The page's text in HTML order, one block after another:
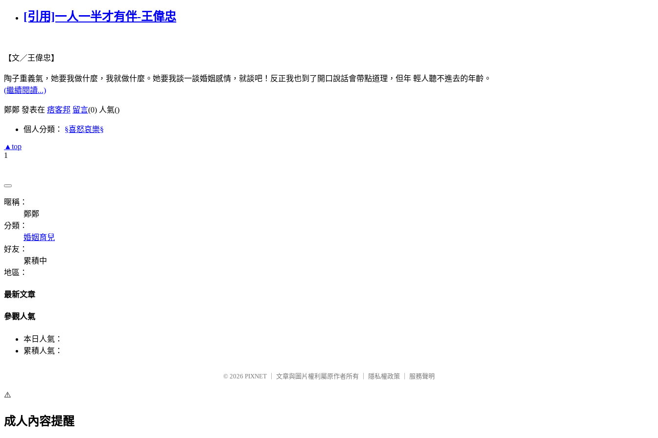
[引用]一人一半才有伴-王偉忠
【文／王偉忠】
陶子重義氣，她要我做什麼，我就做什麼。她要我談一談婚姻感情，就談吧！反正我也到了開口說話會帶點道理，但年 輕人聽不進去的年齡。
(繼續閱讀...)
鄭鄭 發表在 痞客邦 留言(0) 人氣()
個人分類： §喜怒哀樂§
▲top
1
暱稱：
鄭鄭
分類：
婚姻育兒
好友：
累積中
地區：
最新文章
參觀人氣
本日人氣：
累積人氣：
© 2026 PIXNET 文章與圖片權利屬原作者所有 隱私權政策 服務聲明
⚠️
成人內容提醒